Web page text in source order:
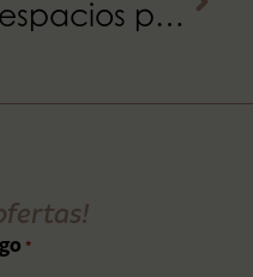
Terraza Umbracle, uno de los mejores espacios para eventos en Valencia
*